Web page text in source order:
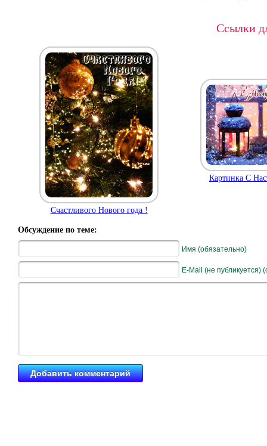
Ссылки
Счастливого Нового года !
Картинка С
Обсуждение по теме:
Имя (обязательно)
E-Mail (не публикуется)